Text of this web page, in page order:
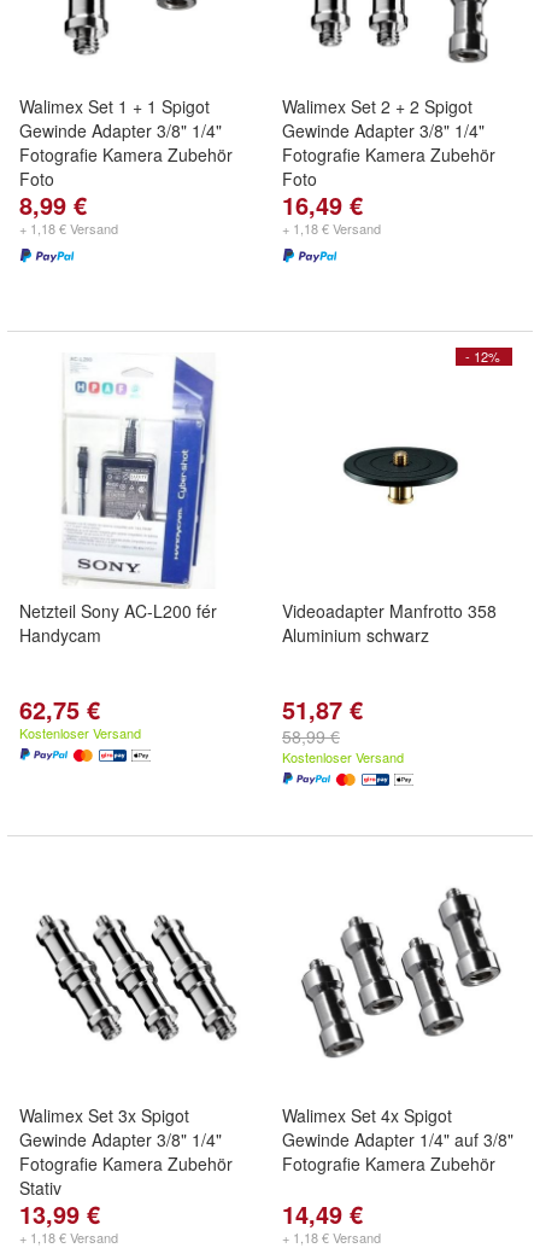
Walimex Set 1 + 1 Spigot
Gewinde Adapter 3/8" 1/4"
Fotografie Kamera Zubehör
Foto
8,99 €
+ 1,18 € Versand
Walimex Set 2 + 2 Spigot
Gewinde Adapter 3/8" 1/4"
Fotografie Kamera Zubehör
Foto
16,49 €
+ 1,18 € Versand
Netzteil Sony AC-L200 fér
Handycam
62,75 €
Kostenloser Versand
- 12%
Videoadapter Manfrotto 358
Aluminium schwarz
51,87 €
58,99 €
Kostenloser Versand
Walimex Set 3x Spigot
Gewinde Adapter 3/8" 1/4"
Fotografie Kamera Zubehör
Stativ
13,99 €
+ 1,18 € Versand
Walimex Set 4x Spigot
Gewinde Adapter 1/4" auf 3/8"
Fotografie Kamera Zubehör
14,49 €
+ 1,18 € Versand